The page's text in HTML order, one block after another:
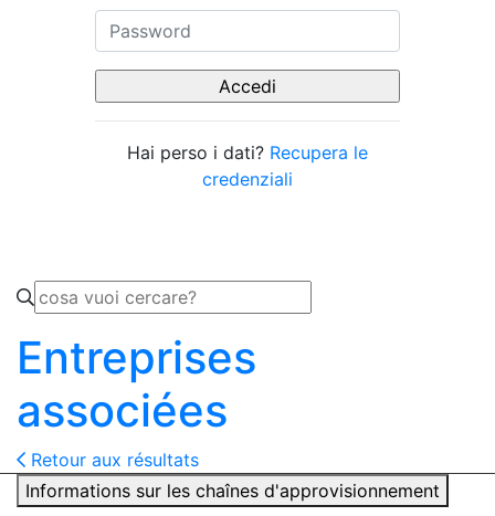
Hai perso i dati? Recupera le
credenziali
Entreprises
associées
Retour aux résultats
Informations sur les chaînes d'approvisionnement